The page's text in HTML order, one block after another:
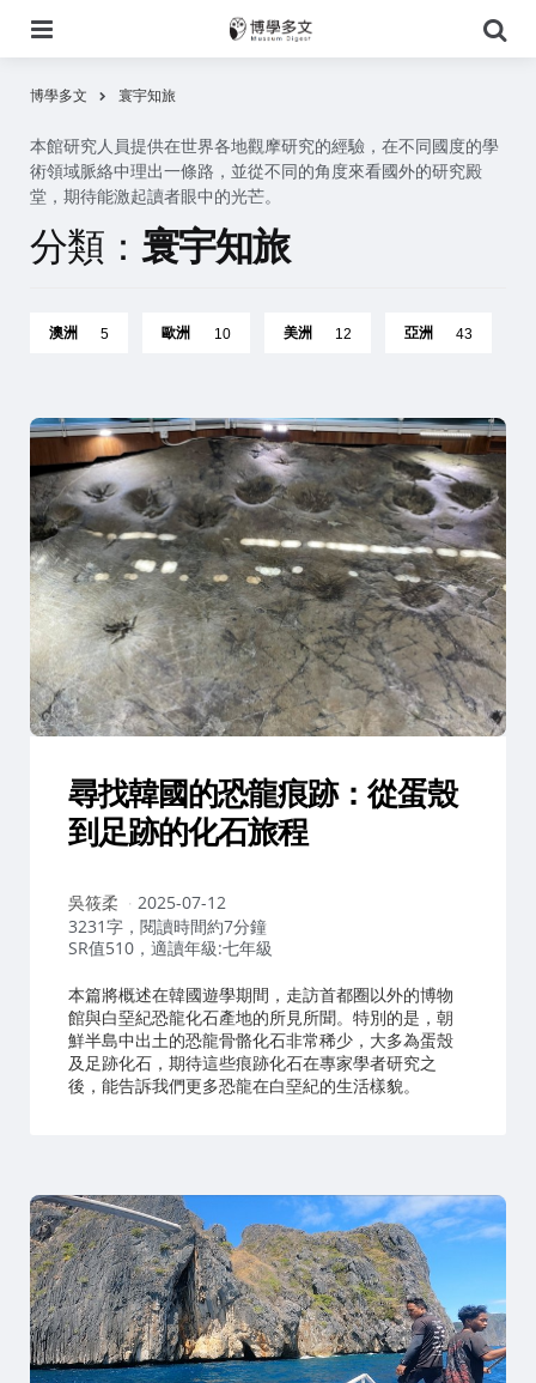
尋
博學多文 寰宇知旅
分類： 寰宇知旅
本館研究人員提供在世界各地觀摩研究的經驗，在不同國度的學
術領域脈絡中理出一條路，並從不同的角度來看國外的研究殿
堂，期待能激起讀者眼中的光芒。
澳洲 5 歐洲 10 美洲 12 亞洲 43
尋找韓國的恐龍痕跡：從蛋殼
到足跡的化石旅程
作
者：
吳筱柔
2025-07-12
3231字，閱讀時間約7分鐘
SR值510，適讀年級:七年級
本篇將概述在韓國遊學期間，走訪首都圈以外的博物
館與白堊紀恐龍化石產地的所見所聞。特別的是，朝
鮮半島中出土的恐龍骨骼化石非常稀少，大多為蛋殼
及足跡化石，期待這些痕跡化石在專家學者研究之
後，能告訴我們更多恐龍在白堊紀的生活樣貌。